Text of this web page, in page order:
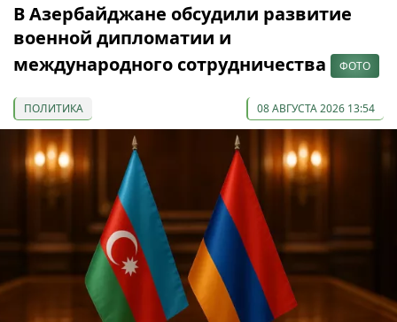
В Азербайджане обсудили развитие
военной дипломатии и
международного сотрудничества
ФОТО
ПОЛИТИКА 08 АВГУСТА 2026 13:54